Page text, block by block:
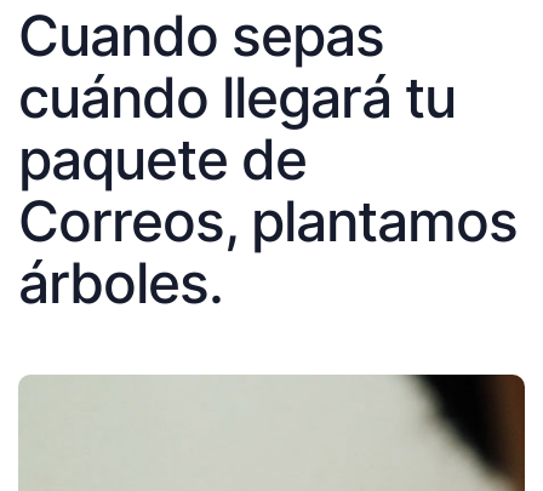
Cuando sepas
cuándo llegará tu
paquete de
Correos, plantamos
árboles.